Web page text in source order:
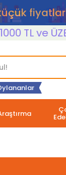
küçük
TL ve ÜZERİ